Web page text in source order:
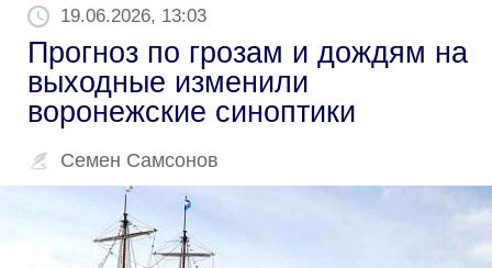
19.06.2026, 13:03
Прогноз по грозам и дождям на
выходные изменили
воронежские синоптики
Семен Самсонов